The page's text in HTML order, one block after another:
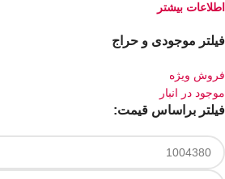
اطلاعات بیشتر
فیلتر موجودی و حراج
فروش ویژه
موجود در انبار
فیلتر براساس قیمت: